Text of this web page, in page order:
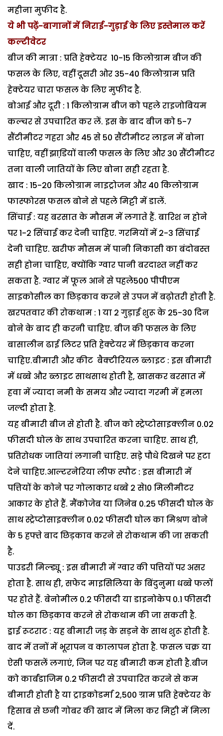
महीना मुफीद है.
ये भी पढ़ें-बागानों में निराई-गुड़ाई के लिए इस्तेमाल करें
कल्टीवेटर
बीज की मात्रा : प्रति हेक्टेयर 10-15 किलोग्राम बीज की
फसल के लिए, वहीं दूसरी ओर 35-40 किलोग्राम प्रति
हेक्टेयर चारा फसल के लिए मुफीद है.
बोआई और दूरी : 1 किलोग्राम बीज को पहले राइजोबियम
कल्चर से उपचारित कर लें. इस के बाद बीज को 5-7
सैंटीमीटर गहरा और 45 से 50 सैंटीमीटर लाइन में बोना
चाहिए, वहीं झाडि़यों वाली फसल के लिए और 30 सैंटीमीटर
तना वाली जातियों के लिए बोना सही रहता है.
खाद : 15-20 किलोग्राम नाइट्रोजन और 40 किलोग्राम
फास्फोरस फसल बोने से पहले मिट्टी में डालें.
सिंचाई : यह बरसात के मौसम में लगाते हैं. बारिश न होने
पर 1-2 सिंचाई कर देनी चाहिए. गरमियों में 2-3 सिंचाई
देनी चाहिए. खरीफ मौसम में पानी निकासी का बंदोबस्त
सही होना चाहिए, क्योंकि ग्वार पानी बरदाश्त नहीं कर
सकता है. ग्वार में फूल आने से पहले500 पीपीएम
साइकोसील का छिड़काव करने से उपज में बढ़ोतरी होती है.
खरपतवार की रोकथाम : 1 या 2 गुड़ाई शुरू के 25-30 दिन
बोने के बाद ही करनी चाहिए. बीज की फसल के लिए
बासालीन ढाई लिटर प्रति हेक्टेयर में छिड़काव करना
चाहिए.बीमारी और कीट बैक्टीरियल ब्लाइट : इस बीमारी
में धब्बे और ब्लाइट साथसाथ होती है, खासकर बरसात में
हवा में ज्यादा नमी के समय और ज्यादा गरमी में हमला
जल्दी होता है.
यह बीमारी बीज से होती है. बीज को स्ट्रेप्टोसाइक्लीन 0.02
फीसदी घोल के साथ उपचारित करना चाहिए. साथ ही,
प्रतिरोधक जातियां लगानी चाहिए. सडे़ पौधे दिखने पर हटा
देने चाहिए.आल्टरनेरिया लीफ स्पौट : इस बीमारी में
पत्तियों के कोने पर गोलाकार धब्बे 2 से10 मिलीमीटर
आकार के होते हैं. मैंकोजेब या जिनेब 0.25 फीसदी घोल के
साथ स्ट्रेप्टोसाइक्लीन 0.02 फीसदी घोल का मिश्रण बोने
के 5 हफ्ते बाद छिड़काव करने से रोकथाम की जा सकती
है.
पाउडरी मिल्ड्यू : इस बीमारी में ग्वार की पत्तियों पर असर
होता है. साथ ही, सफेद माइसिलिया के बिंदुनुमा धब्बे फलों
पर होते हैं. बेनोमील 0.2 फीसदी या डाइनोकेप 0.1 फीसदी
घोल का छिड़काव करने से रोकथाम की जा सकती है.
ड्राई रूटराट : यह बीमारी जड़ के सड़ने के साथ शुरू होती है.
बाद में तनों में भूरापन व कालापन होता है. फसल चक्र या
ऐसी फसलें लगाएं, जिन पर यह बीमारी कम होती है.बीज
को कार्बंडाजिम 0.2 फीसदी से उपचारित करने से कम
बीमारी होती है या ट्राइकोडर्मा 2,500 ग्राम प्रति हेक्टेयर के
हिसाब से छनी गोबर की खाद में मिला कर मिट्टी में मिला
दें.